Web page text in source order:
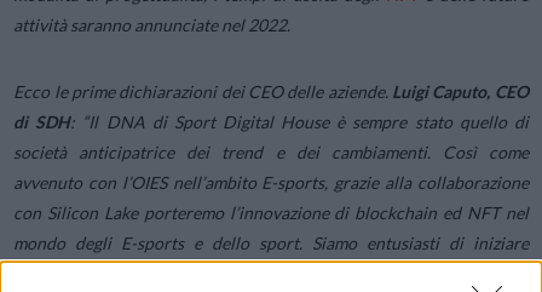
attività saranno annunciate nel 2022.
Ecco le prime dichiarazioni dei CEO delle aziende. Luigi Caputo, CEO
di SDH: “Il DNA di Sport Digital House è sempre stato quello di
società anticipatrice dei trend e dei cambiamenti. Così come
avvenuto con l’OIES nell’ambito E-sports, grazie alla collaborazione
con Silicon Lake porteremo l’innovazione di blockchain ed NFT nel
mondo degli E-sports e dello sport. Siamo entusiasti di iniziare